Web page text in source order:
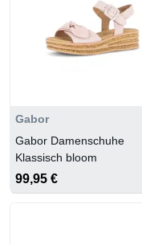
Gabor
Gabor Damenschuhe
Klassisch bloom
99,95 €